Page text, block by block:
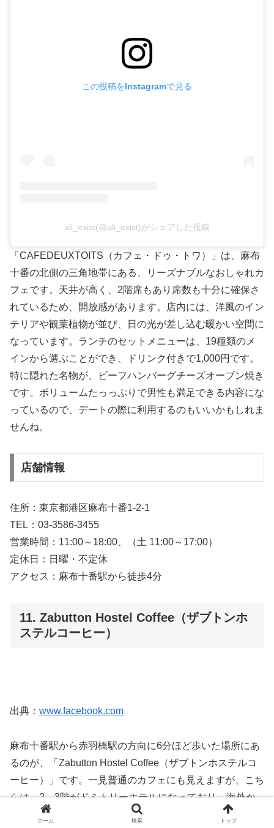
この投稿をInstagramで見る
ali_exist(@ali_exist)がシェアした投稿
「CAFEDEUXTOITS（カフェ・ドゥ・トワ）」は、麻布
十番の北側の三角地帯にある、リーズナブルなおしゃれカ
フェです。天井が高く、2階席もあり席数も十分に確保さ
れているため、開放感があります。店内には、洋風のイン
テリアや観葉植物が並び、日の光が差し込む暖かい空間に
なっています。ランチのセットメニューは、19種類のメ
インから選ぶことができ、ドリンク付きで1,000円です。
特に隠れた名物が、ビーフハンバーグチーズオーブン焼き
です。ボリュームたっっぷりで男性も満足できる内容にな
っているので、デートの際に利用するのもいいかもしれま
せんね。
店舗情報
住所：東京都港区麻布十番1-2-1
TEL：03-3586-3455
営業時間：11:00～18:00、（土 11:00～17:00）
定休日：日曜・不定休
アクセス：麻布十番駅から徒歩4分
11. Zabutton Hostel Coffee（ザブトンホ
ステルコーヒー）
出典： www.facebook.com
麻布十番駅から赤羽橋駅の方向に6分ほど歩いた場所にあ
るのが、「Zabutton Hostel Coffee（ザブトンホステルコ
ーヒー）」です。一見普通のカフェにも見えますが、こち
らは、2、3階がドミトリーホテルになっており、海外か
らの旅行客も多く訪れる場所です。店名の通り、座敷席に
ホーム 検索 トップ